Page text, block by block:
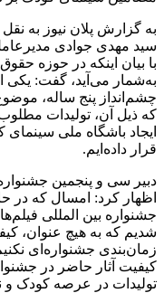
به گزارش پلان نیوز به
سید مهدی جوادی مدیرعامل
با بیان اینکه در حوزه
به‌شمار می‌آید، گفت: یکی
چشم‌انداز پنج ساله،
که ذیل آن، تولیدات
ایجاد باشگاه ملی
قرار داده‌ایم.
دبیر سی‌ و پنجمین
اظهار کرد: امسال که در
جشنواره بین المللی
شدیم که به هیچ عنوان،
زمان‌بندی جشنواره‌ای
کیفیت آثار حاضر در
تولیدات در عرصه کودک